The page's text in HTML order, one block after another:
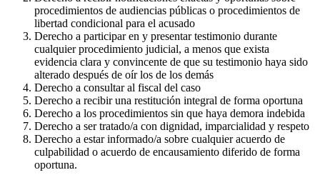
procedimientos de audiencias públicas o procedimientos de
libertad condicional para el acusado
Derecho a participar en y presentar testimonio durante
cualquier procedimiento judicial, a menos que exista
evidencia clara y convincente de que su testimonio haya sido
alterado después de oír los de los demás
Derecho a consultar al fiscal del caso
Derecho a recibir una restitución integral de forma oportuna
Derecho a los procedimientos sin que haya demora indebida
Derecho a ser tratado/a con dignidad, imparcialidad y respeto
Derecho a estar informado/a sobre cualquier acuerdo de
culpabilidad o acuerdo de encausamiento diferido de forma
oportuna.